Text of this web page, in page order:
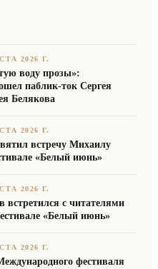
2026 Г.
воду прозы»:
паблик-ток Сергея
Белякова
2026 Г.
встречу Михаилу
«Белый июнь»
2026 Г.
встретился с читателями
«Белый июнь»
2026 Г.
фестиваля